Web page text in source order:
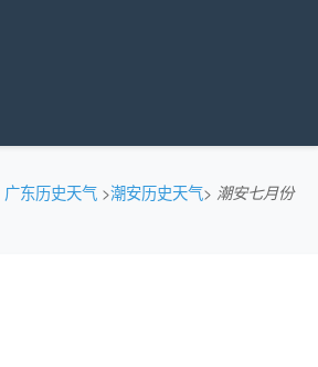
广东历史天气 >潮安历史天气> 潮安七月份